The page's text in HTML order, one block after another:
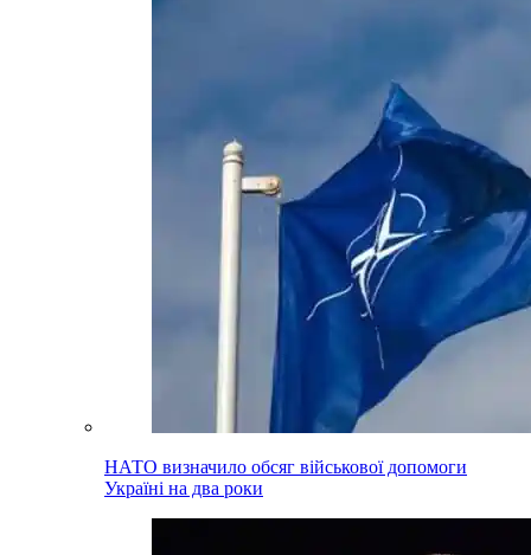
НАТО визначило обсяг військової допомоги
Україні на два роки